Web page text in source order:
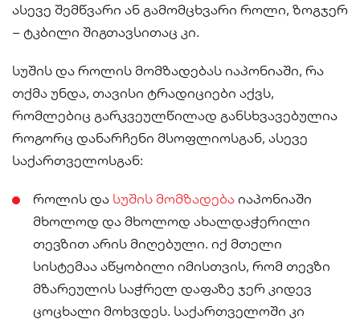
ასევე შემწვარი ან გამომცხვარი როლი, ზოგჯერ
– ტკბილი შიგთავსითაც კი.
სუშის და როლის მომზადებას იაპონიაში, რა
თქმა უნდა, თავისი ტრადიციები აქვს,
რომლებიც გარკვეულწილად განსხვავებულია
როგორც დანარჩენი მსოფლიოსგან, ასევე
საქართველოსგან:
როლის და სუშის მომზადება იაპონიაში
მხოლოდ და მხოლოდ ახალდაჭერილი
თევზით არის მიღებული. იქ მთელი
სისტემაა აწყობილი იმისთვის, რომ თევზი
მზარეულის საჭრელ დაფაზე ჯერ კიდევ
ცოცხალი მოხვდეს. საქართველოში კი